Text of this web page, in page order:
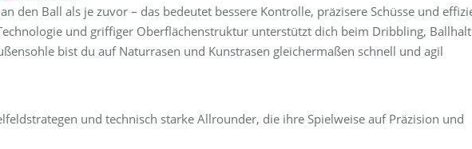
den Ball als je zuvor – das bedeutet bessere Kontrolle, präzisere Schüsse und
und griffiger Oberflächenstruktur unterstützt dich beim Dribbling,
bist du auf Naturrasen und Kunstrasen gleichermaßen schnell und agil
und technisch starke Allrounder, die ihre Spielweise auf Präzision und